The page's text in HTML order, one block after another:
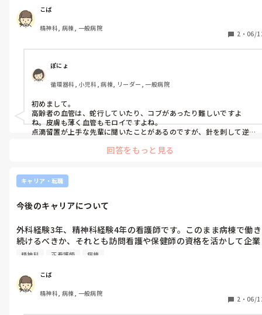
すが、なかなか難しく…。技術的なコツや練習方法があれば教え
てください。
こば
精神科, 病棟, 一般病院
2 ・ 06/
ぽにょ
循環器科, 小児科, 病棟, リーダー, 一般病院
初めまして。
高齢者の血管は、蛇行していたり、コブがあったり難しいですよ
ね。皮膚も薄く血管もモロイですよね。
点滴留置が上手な先輩に聞いたことがあるのですが、針を刺して逆
います。そして一度メインに繋いで点滴を流して、血管を広げてから
っても無理なのでCVやPICC、ミッドライン留置を依頼しましょう笑
笑
回答をもっと見る
キャリア・転職
今後のキャリアについて
外科経験3年、精神科経験4年の看護師です。このまま病棟で働き
続けるべきか、それとも訪問看護や保健師の資格を活かして企業
看護師など他の道に進むべきか迷っています。同様の迷いを抱え
れましたか？よかったら教えていただきたいです。
精神科 正看護師 病棟
こば
精神科, 病棟, 一般病院
2 ・ 06/